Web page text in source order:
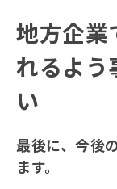
地方企業
れるよう
い
最後に、今後
ます。